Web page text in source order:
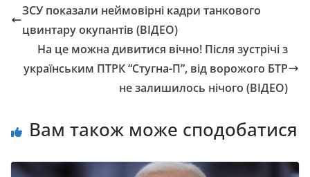
ЗСУ показали неймовірні кадри танкового
цвинтару окупантів (ВІДЕО)
На це можна дивитися вічно! Після зустрічі з
українським ПТРК “Стугна-П”, від ворожого БТР
не залишилось нічого (ВІДЕО)
Вам також може сподобатися